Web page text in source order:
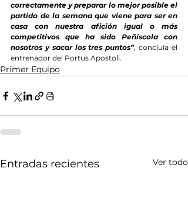
correctamente y preparar lo mejor posible el
partido de la semana que viene para ser en
casa con nuestra afición igual o más
competitivos que ha sido Peñíscola con
nosotros y sacar los tres puntos”, concluía el
entrenador del Portus Apostoli.
Primer Equipo
Entradas recientes Ver todo